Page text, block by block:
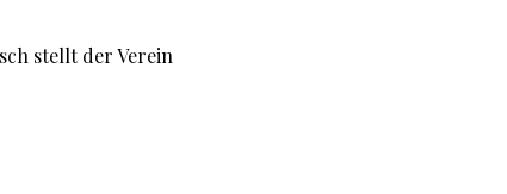
stellt der Verein